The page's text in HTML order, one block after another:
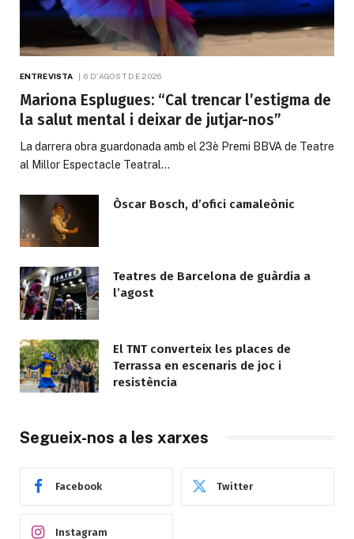
ENTREVISTA 6 D'AGOST DE 2026
Mariona Esplugues: “Cal trencar l’estigma de
la salut mental i deixar de jutjar-nos”
La darrera obra guardonada amb el 23è Premi BBVA de Teatre
al Millor Espectacle Teatral…
Òscar Bosch, d’ofici camaleònic
Teatres de Barcelona de guàrdia a
l’agost
El TNT converteix les places de
Terrassa en escenaris de joc i
resistència
Segueix-nos a les xarxes
Facebook Twitter
Instagram